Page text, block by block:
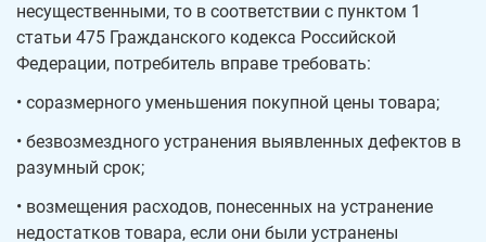
несущественными, то в соответствии с пунктом 1
статьи 475 Гражданского кодекса Российской
Федерации, потребитель вправе требовать:
• соразмерного уменьшения покупной цены товара;
• безвозмездного устранения выявленных дефектов в
разумный срок;
• возмещения расходов, понесенных на устранение
недостатков товара, если они были устранены